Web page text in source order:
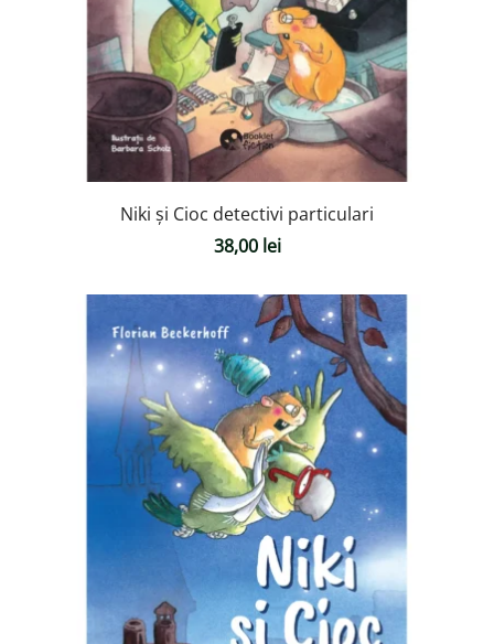
Niki și Cioc detectivi particulari
38,00 lei